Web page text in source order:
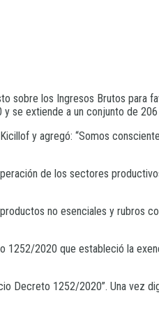
sobre los Ingresos Brutos para
se extiende a un conjunto de
y agregó: “Somos
de los sectores
no esenciales y rubros
1252/2020 que estableció la
Decreto 1252/2020”. Una vez